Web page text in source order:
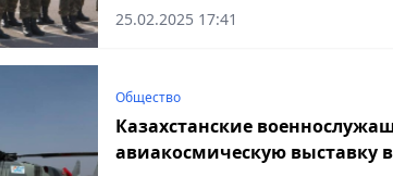
25.02.2025 17:41
Общество
Казахстанские
авиакосмическую выставку